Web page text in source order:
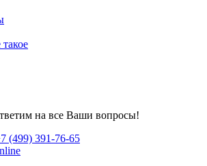
на все Ваши вопросы!
(499) 391-76-65